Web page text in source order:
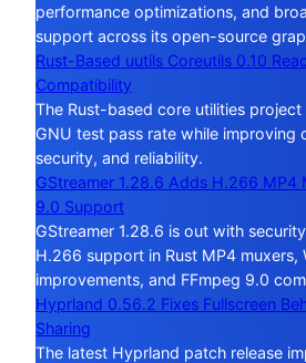
performance optimizations, and
support across its open-source
Rust-Based uutils Coreutils 0.10
Compatibility
The Rust-based core utilities project
GNU test pass rate while improving
security, and reliability.
GStreamer 1.28.6 Adds H.266 MP4
9.0 Support
GStreamer 1.28.6 is out with
H.266 support in Rust MP4 muxers,
improvements, and FFmpeg 9.0
Hyprland 0.56.2 Fixes Fullscreen
Sharing
The latest Hyprland patch release